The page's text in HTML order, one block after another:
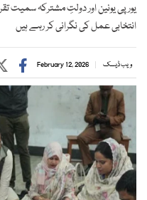
انتخابی عمل کی نگرانی کر رہے ہیں
ویب ڈیسک February 12, 2026